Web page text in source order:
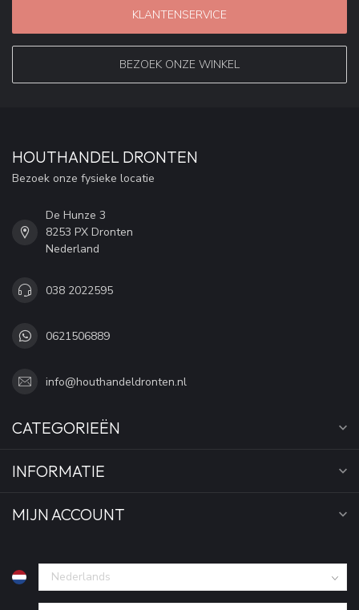
KLANTENSERVICE
BEZOEK ONZE WINKEL
HOUTHANDEL DRONTEN
Bezoek onze fysieke locatie
De Hunze 3
8253 PX Dronten
Nederland
038 2022595
0621506889
info@houthandeldronten.nl
CATEGORIEËN
INFORMATIE
MIJN ACCOUNT